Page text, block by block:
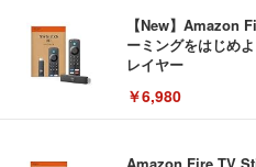
【New】Amazon
ーミングをはじめ
レイヤー
￥6,980